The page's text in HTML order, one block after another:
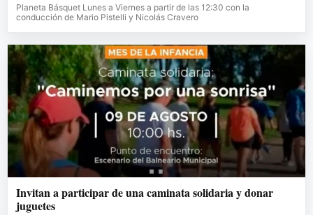
Planeta Básquet Lunes a Viernes a partir de las 12:30 con la
conducción de Mario Pistelli y Nicolás Cravero
Invitan a participar de una caminata solidaria y donar
juguetes